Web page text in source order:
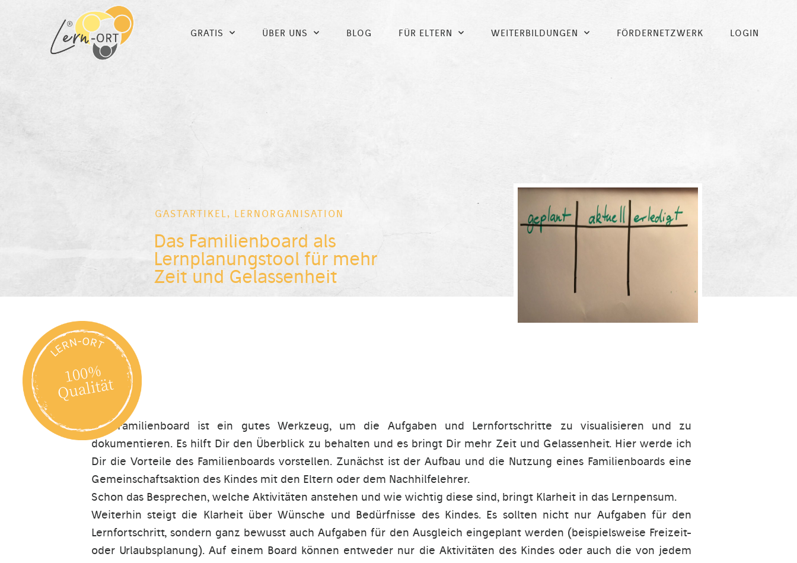
GRATIS ÜBER UNS BLOG FÜR ELTERN WEITERBILDUNGEN FÖRDERNETZWERK LOGIN
GASTARTIKEL , LERNORGANISATION
Das Familienboard als
Lernplanungstool für mehr
Zeit und Gelassenheit
Das Familienboard ist ein gutes Werkzeug, um die Aufgaben und Lernfortschritte zu visualisieren und zu
dokumentieren. Es hilft Dir den Überblick zu behalten und es bringt Dir mehr Zeit und Gelassenheit. Hier werde ich
Dir die Vorteile des Familienboards vorstellen. Zunächst ist der Aufbau und die Nutzung eines Familienboards eine
Gemeinschaftsaktion des Kindes mit den Eltern oder dem Nachhilfelehrer.
Schon das Besprechen, welche Aktivitäten anstehen und wie wichtig diese sind, bringt Klarheit in das Lernpensum.
Weiterhin steigt die Klarheit über Wünsche und Bedürfnisse des Kindes. Es sollten nicht nur Aufgaben für den
Lernfortschritt, sondern ganz bewusst auch Aufgaben für den Ausgleich eingeplant werden (beispielsweise Freizeit-
oder Urlaubsplanung). Auf einem Board können entweder nur die Aktivitäten des Kindes oder auch die von jedem